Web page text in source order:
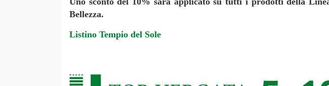
Bellezza.
Listino Tempio del Sole